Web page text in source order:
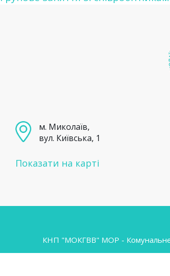
м. Миколаїв,
вул. Київська, 1
Показати на карті
КНП "МОКГВВ" МОР - Комунальне